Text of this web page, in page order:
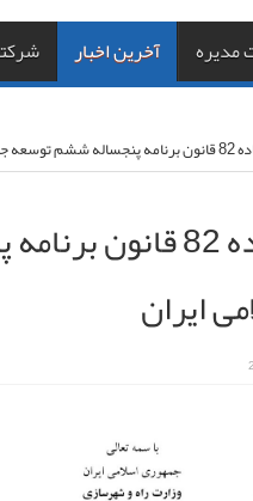
مدیره آخرین اخبار
ایران
آئین نامه اجرایی ماده
ایران